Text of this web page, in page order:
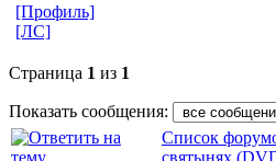
[Профиль]
[ЛС]
Страница 1 из 1
Показать сообщения:
Список
святынях